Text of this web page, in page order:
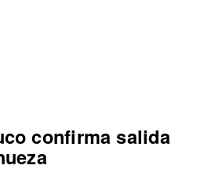
confirma salida